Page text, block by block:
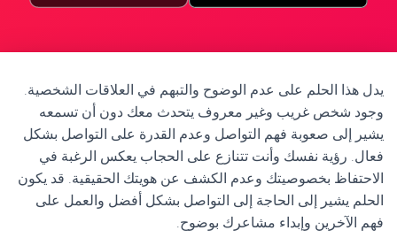
يدل هذا الحلم على عدم الوضوح والتبهم في العلاقات الشخصية.
وجود شخص غريب وغير معروف يتحدث معك دون أن تسمعه
يشير إلى صعوبة فهم التواصل وعدم القدرة على التواصل بشكل
فعال. رؤية نفسك وأنت تتنازع على الحجاب يعكس الرغبة في
الاحتفاظ بخصوصيتك وعدم الكشف عن هويتك الحقيقية. قد يكون
الحلم يشير إلى الحاجة إلى التواصل بشكل أفضل والعمل على
فهم الآخرين وإبداء مشاعرك بوضوح.